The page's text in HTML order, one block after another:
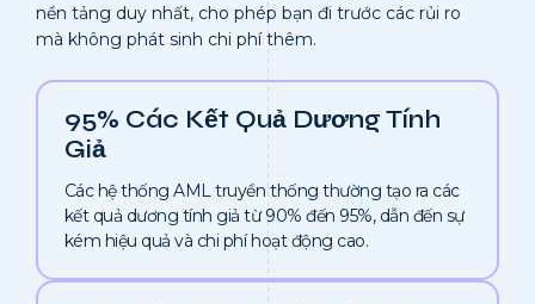
nền tảng duy nhất, cho phép bạn đi trước các rủi ro
mà không phát sinh chi phí thêm.
95% Các Kết Quả Dương Tính
Giả
Các hệ thống AML truyền thống thường tạo ra các
kết quả dương tính giả từ 90% đến 95%, dẫn đến sự
kém hiệu quả và chi phí hoạt động cao.